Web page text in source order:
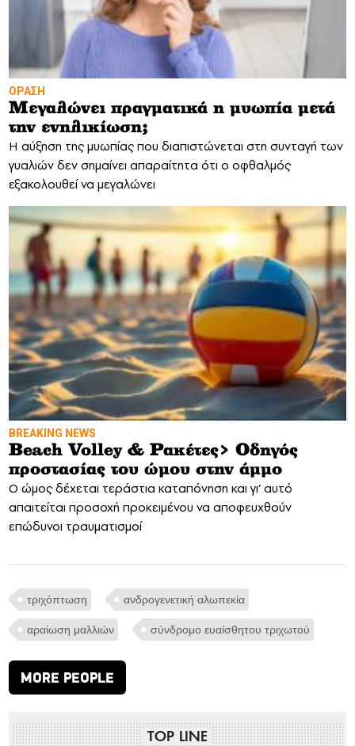
ΟΡΑΣΗ
Μεγαλώνει πραγματικά η μυωπία μετά
την ενηλικίωση;
Η αύξηση της μυωπίας που διαπιστώνεται στη συνταγή των
γυαλιών δεν σημαίνει απαραίτητα ότι ο οφθαλμός
εξακολουθεί να μεγαλώνει
BREAKING NEWS
Beach Volley & Ρακέτες> Οδηγός
προστασίας του ώμου στην άμμο
Ο ώμος δέχεται τεράστια καταπόνηση και γι’ αυτό
απαιτείται προσοχή προκειμένου να αποφευχθούν
επώδυνοι τραυματισμοί
τριχόπτωση ανδρογενετική αλωπεκία
αραίωση μαλλιών σύνδρομο ευαίσθητου τριχωτού
MORE PEOPLE
TOP LINE